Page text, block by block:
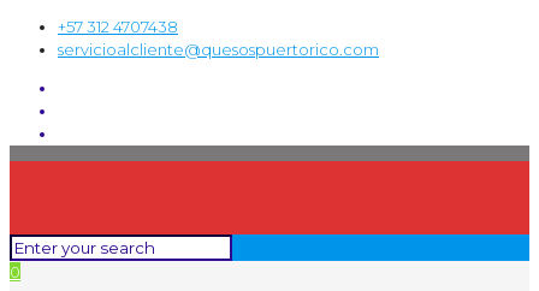
+57 312 4707438
servicioalcliente@quesospuertorico.com
0